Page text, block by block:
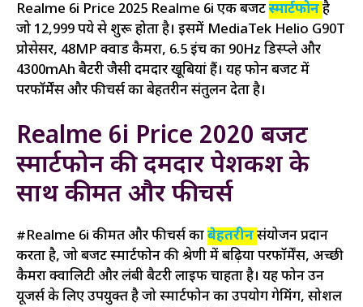
Realme 6i Price 2025 Realme 6i एक बजटस्मार्टफोनहै
जो 12,999 रुपये से शुरू होता है। इसमें MediaTek Helio G90T
प्रोसेसर, 48MP क्वाड कैमरा, 6.5 इंच का 90Hz डिस्प्ले और
4300mAh बैटरी जैसी दमदार खूबियां हैं। यह फोन बजट में
परफॉर्मेंस और फीचर्स का बेहतरीन संतुलन देता है।
Realme 6i Price 2020 बजट
स्मार्टफोन की दमदार पेशकश के
साथ कीमत और फीचर्स
#Realme 6i कीमत और फीचर्स काबेहतरीनसंयोजन प्रदान
करता है, जो बजट स्मार्टफोन की श्रेणी में बढ़िया परफॉर्मेंस, अच्छी
कैमरा क्वालिटी और लंबी बैटरी लाइफ चाहता है। यह फोन उन
यूजर्स के लिए उपयुक्त है जो स्मार्टफोन का उपयोग गेमिंग, सोशल